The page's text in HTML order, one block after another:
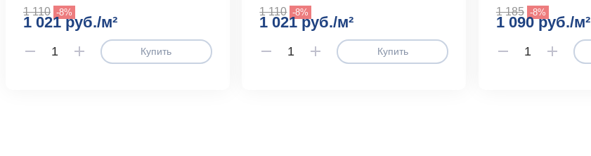
1 110 -8%
1 021 руб./м²
Купить
1 110 -8%
1 021 руб./м²
Купить
1 185 -8%
1 090 руб./м²